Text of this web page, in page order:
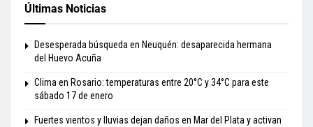
Últimas Noticias
Desesperada búsqueda en Neuquén: desaparecida hermana
del Huevo Acuña
Clima en Rosario: temperaturas entre 20°C y 34°C para este
sábado 17 de enero
Fuertes vientos y lluvias dejan daños en Mar del Plata y activan